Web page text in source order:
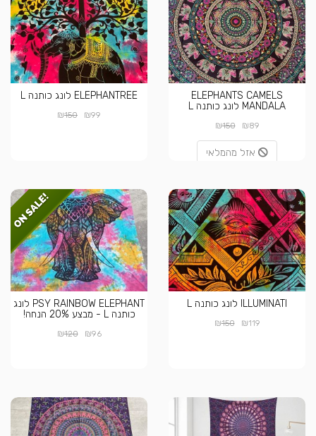
ELEPHANTS CAMELS
MANDALA לונג כותנה L
₪89
₪150
אזל מהמלאי
ELEPHANTREE לונג כותנה L
₪99
₪150
ILLUMINATI לונג כותנה L
₪119
₪150
PSY RAINBOW ELEPHANT לונג
כותנה L - מבצע 20% הנחה!
₪96
₪120